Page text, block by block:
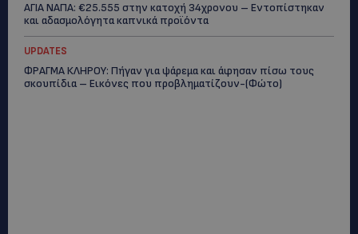
ΑΓΙΑ ΝΑΠΑ: €25.555 στην κατοχή 34χρονου – Εντοπίστηκαν
και αδασμολόγητα καπνικά προϊόντα
UPDATES
ΦΡΑΓΜΑ ΚΛΗΡΟΥ: Πήγαν για ψάρεμα και άφησαν πίσω τους
σκουπίδια – Εικόνες που προβληματίζουν-(Φώτο)